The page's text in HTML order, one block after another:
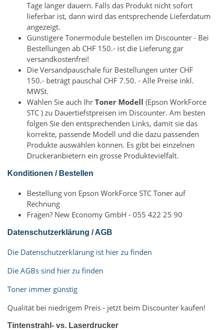
Tage länger dauern. Falls das Produkt nicht sofort
lieferbar ist, dann wird das entsprechende Lieferdatum
angezeigt.
Günstigere Tonermodule bestellen im Discounter - Bei
Bestellungen ab CHF 150.- ist die Lieferung gar
versandkostenfrei!
Die Versandpauschale für Bestellungen unter CHF
150.- beträgt pauschal CHF 7.50. - Alle Preise inkl.
MWSt.
Wählen Sie auch Ihr Toner Modell (Epson WorkForce
STC ) zu Dauertiefstpreisen im Discounter. Am besten
folgen Sie den entsprechenden Links, damit sie das
korrekte, passende Modell und die dazu passenden
Produkte auswählen können. Es gibt bei einzelnen
Druckeranbietern ein grosse Produktevielfalt.
Konditionen / Bestellen
Bestellung von Epson WorkForce STC Toner auf
Rechnung
Fragen? New Economy GmbH - 055 422 25 90
Datenschutzerklärung / AGB
Die Datenschutzerklärung ist hier zu finden
Die AGBs sind hier zu finden
Toner immer günstig
Qualität bei niedrigem Preis - jetzt beim Discounter kaufen!
Tintenstrahl- vs. Laserdrucker